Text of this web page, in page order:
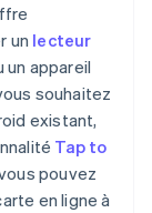
un lecteur
un appareil
souhaitez
existant,
Tap to
pouvez
en ligne à